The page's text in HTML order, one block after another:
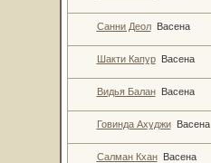
Санни Деол Васена
Шакти Капур Васена
Видья Балан Васена
Говинда Ахуджи Васена
Салман Кхан Васена